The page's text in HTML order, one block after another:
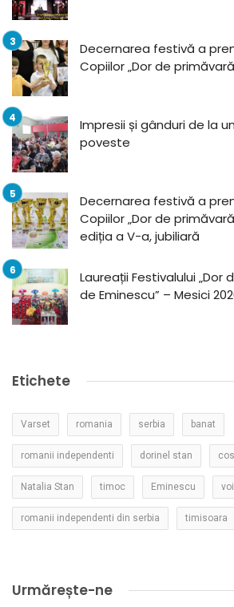
Decernarea festivă a
Copiilor „Dor de
Impresii și gânduri de la
poveste
Decernarea festivă a
Copiilor „Dor de
ediția a V-a, jubiliară
Laureații Festivalului „Dor
de Eminescu” – Mesici
Etichete
Varset romania serbia banat
romanii independenti dorinel stan
Natalia Stan timoc Eminescu
romanii independenti din serbia timisoara
Urmărește-ne